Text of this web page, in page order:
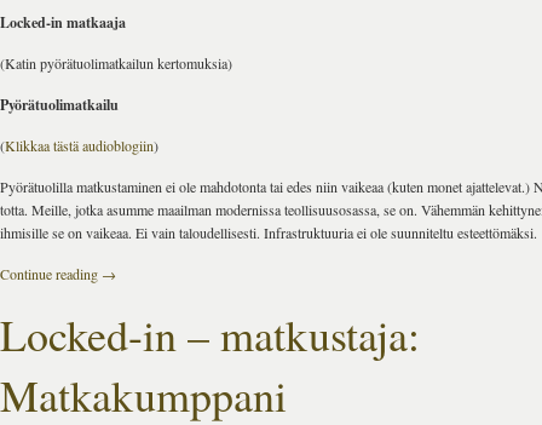
Locked-in matkaaja
(Katin pyörätuolimatkailun kertomuksia)
Pyörätuolimatkailu
(Klikkaa tästä audioblogiin)
Pyörätuolilla matkustaminen ei ole mahdotonta tai edes niin vaikeaa (kuten monet ajattelevat.)
totta. Meille, jotka asumme maailman modernissa teollisuusosassa, se on. Vähemmän
ihmisille se on vaikeaa. Ei vain taloudellisesti. Infrastruktuuria ei ole suunniteltu esteettömäksi.
Continue reading →
Locked-in – matkustaja:
Matkakumppani